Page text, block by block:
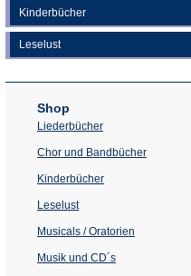
Kinderbücher
Leselust
Shop
Liederbücher
Chor und Bandbücher
Kinderbücher
Leselust
Musicals / Oratorien
Musik und CD´s